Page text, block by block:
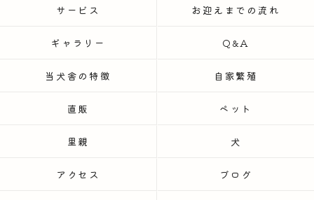
サービス お迎えまでの流れ
ギャラリー Q&A
当犬舎の特徴 自家繁殖
直販 ペット
里親 犬
アクセス ブログ